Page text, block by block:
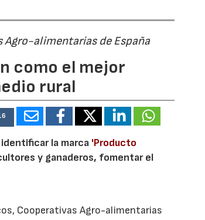
alimentarias de España
como el mejor
rural
la marca 'Producto
y ganaderos, fomentar el
Cooperativas Agro-alimentarias